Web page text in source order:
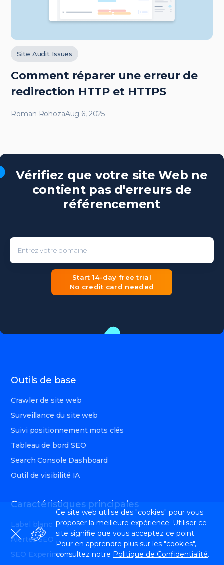
Site Audit Issues
Comment réparer une erreur de
redirection HTTP et HTTPS
Roman RohozaAug 6, 2025
Vérifiez que votre site Web ne
contient pas d'erreurs de
référencement
Start 14-day free trial
No credit card needed
Outils de base
Crawler de site web
Surveillance du site web
Suivi positionnement mots clés
Tableau de bord SEO
Search Console Dashboard
Outil de visibilité IA
Caractéristiques principales
Label blanc
Alertes SEO
SEO Experiments
Ce site web utilise des "cookies" pour vous
proposer la meilleure expérience. Utiliser ce
site signifie que vous acceptez ce point.
Pour en apprendre plus sur les "cookies",
consultez notre Politique de Confidentialité.